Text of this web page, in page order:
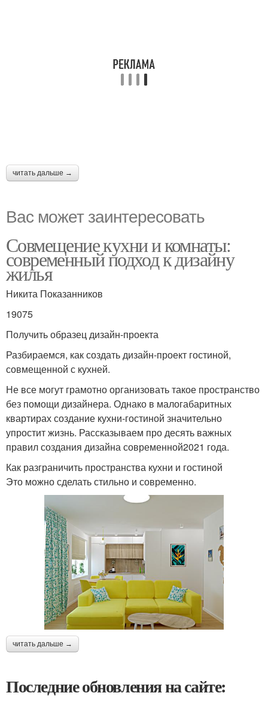
читать дальше →
Вас может заинтересовать
Совмещение кухни и комнаты:
современный подход к дизайну
жилья
Никита Показанников
19075
Получить образец дизайн-проекта
Разбираемся, как создать дизайн-проект гостиной,
совмещенной с кухней.
Не все могут грамотно организовать такое пространство
без помощи дизайнера. Однако в малогабаритных
квартирах создание кухни-гостиной значительно
упростит жизнь. Рассказываем про десять важных
правил создания дизайна современной2021 года.
Как разграничить пространства кухни и гостиной
Это можно сделать стильно и современно.
читать дальше →
Последние обновления на сайте: